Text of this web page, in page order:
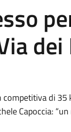
di
Capoccia: